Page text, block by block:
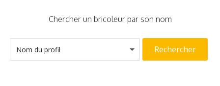
Chercher un bricoleur par son nom
Nom du profil Rechercher